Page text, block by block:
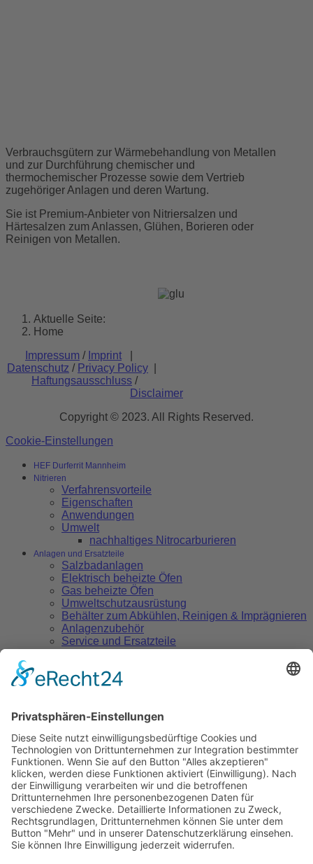
Verbrauchsgütern zur Wärmebehandlung von Metallen
und zur Durchführung chemischer und
thermochemischer Prozesse sowie dem Vertrieb
zugehöriger Anlagen und deren Wartung.
Sie ist Premium-Anbieter von Nitriersalzen und
Härtesalzen zum Anlassen, Glühen, Borieren oder
Reinigen von Metallen.
Aktuelle Seite:
Home
Impressum / Imprint
Datenschutz / Privacy Policy
Haftungsausschluss /
Disclaimer
Copyright © 2023. All Rights Reserved.
Cookie-Einstellungen
HEF Durferrit Mannheim
Nitrieren
Verfahrensvorteile
Eigenschaften
Anwendungen
Umwelt
nachhaltiges Nitrocarburieren
Anlagen und Ersatzteile
Salzbadanlagen
Elektrisch beheizte Öfen
Gas beheizte Öfen
Umweltschutzausrüstung
Behälter zum Abkühlen, Reinigen & Imprägnieren
Anlagenzubehör
Service und Ersatzteile
Verfahrensvorteile
Salze zur Wärmebehandlung
Aufkohlen und Carbonitrieren
Feste Kohlungsmittel
Glühen & Härten
Wärmebehandlung von
Schnellarbeitsstählen
Warmbadabkühlung und Anlassen
Thermochemische Reinigung metallischer
Oberflächen
Vulkanisieren